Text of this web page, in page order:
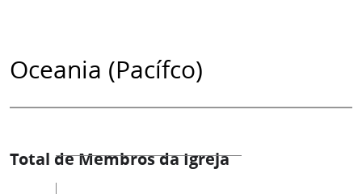
Oceania (Pacífco)
Total de Membros da Igreja